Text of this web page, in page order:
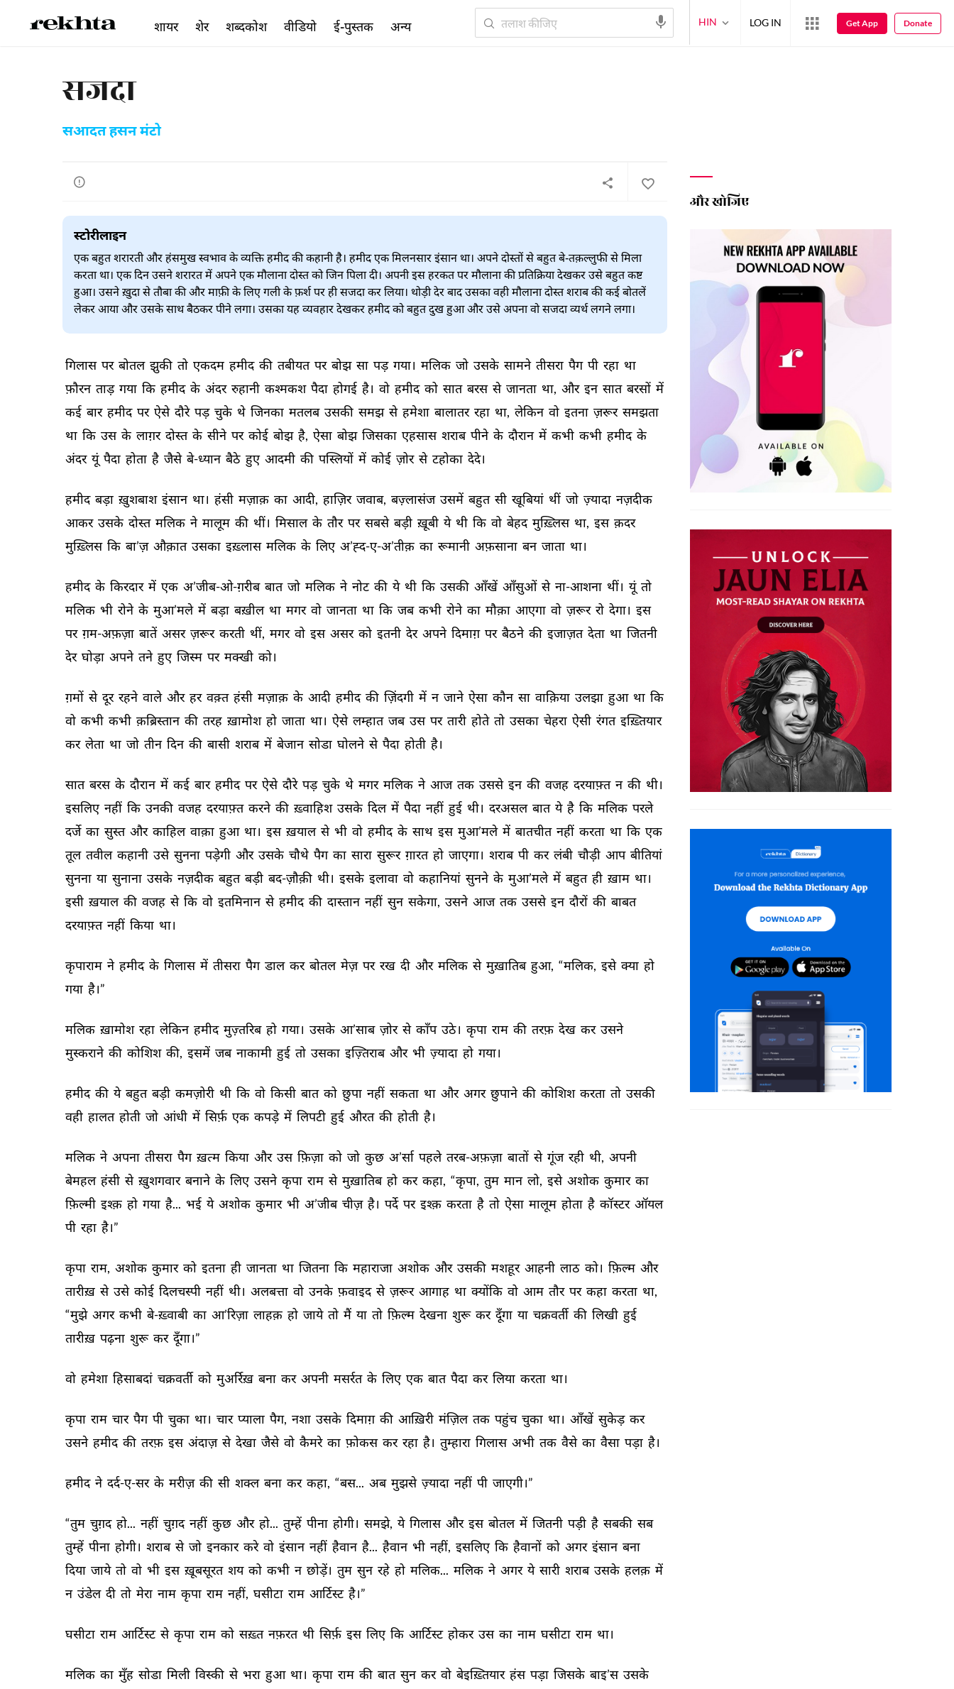
सजदा
सआदत हसन मंटो
स्टोरीलाइन
एक बहुत शरारती और हंसमुख स्वभाव के व्यक्ति हमीद की कहानी है। हमीद एक मिलनसार इंसान था। अपने दोस्तों से बहुत बे-तक़ल्लुफी से मिला
करता था। एक दिन उसने शरारत में अपने एक मौलाना दोस्त को जिन पिला दी। अपनी इस हरकत पर मौलाना की प्रतिक्रिया देखकर उसे बहुत कष्ट
हुआ। उसने ख़ुदा से तौबा की और माफ़ी के लिए गली के फ़र्श पर ही सजदा कर लिया। थोड़ी देर बाद उसका वही मौलाना दोस्त शराब की कई बोतलें
लेकर आया और उसके साथ बैठकर पीने लगा। उसका यह व्यवहार देखकर हमीद को बहुत दुख हुआ और उसे अपना वो सजदा व्यर्थ लगने लगा।
गिलास पर बोतल झुकी तो एकदम हमीद की तबीयत पर बोझ सा पड़ गया। मलिक जो उसके सामने तीसरा पैग पी रहा था
फ़ौरन ताड़ गया कि हमीद के अंदर रुहानी कश्मकश पैदा होगई है। वो हमीद को सात बरस से जानता था, और इन सात बरसों में
कई बार हमीद पर ऐसे दौरे पड़ चुके थे जिनका मतलब उसकी समझ से हमेशा बालातर रहा था, लेकिन वो इतना ज़रूर समझता
था कि उस के लाग़र दोस्त के सीने पर कोई बोझ है, ऐसा बोझ जिसका एहसास शराब पीने के दौरान में कभी कभी हमीद के
अंदर यूं पैदा होता है जैसे बे-ध्यान बैठे हुए आदमी की पस्लियों में कोई ज़ोर से टहोका देदे।
हमीद बड़ा ख़ुशबाश इंसान था। हंसी मज़ाक़ का आदी, हाज़िर जवाब, बज़्लासंज उसमें बहुत सी खूबियां थीं जो ज़्यादा नज़दीक
आकर उसके दोस्त मलिक ने मालूम की थीं। मिसाल के तौर पर सबसे बड़ी ख़ूबी ये थी कि वो बेहद मुख़्लिस था, इस क़दर
मुख़्लिस कि बा’ज़ औक़ात उसका इख़्लास मलिक के लिए अ’ह्द-ए-अ’तीक़ का रूमानी अफ़साना बन जाता था।
हमीद के किरदार में एक अ’जीब-ओ-ग़रीब बात जो मलिक ने नोट की ये थी कि उसकी आँखें आँसुओं से ना-आशना थीं। यूं तो
मलिक भी रोने के मुआ’मले में बड़ा बख़ील था मगर वो जानता था कि जब कभी रोने का मौक़ा आएगा वो ज़रूर रो देगा। इस
पर ग़म-अफ़ज़ा बातें असर ज़रूर करती थीं, मगर वो इस असर को इतनी देर अपने दिमाग़ पर बैठने की इजाज़त देता था जितनी
देर घोड़ा अपने तने हुए जिस्म पर मक्खी को।
ग़मों से दूर रहने वाले और हर वक़्त हंसी मज़ाक़ के आदी हमीद की ज़िंदगी में न जाने ऐसा कौन सा वाक़िया उलझा हुआ था कि
वो कभी कभी क़ब्रिस्तान की तरह ख़ामोश हो जाता था। ऐसे लम्हात जब उस पर तारी होते तो उसका चेहरा ऐसी रंगत इख़्तियार
कर लेता था जो तीन दिन की बासी शराब में बेजान सोडा घोलने से पैदा होती है।
सात बरस के दौरान में कई बार हमीद पर ऐसे दौरे पड़ चुके थे मगर मलिक ने आज तक उससे इन की वजह दरयाफ़्त न की थी।
इसलिए नहीं कि उनकी वजह दरयाफ़्त करने की ख़्वाहिश उसके दिल में पैदा नहीं हुई थी। दरअसल बात ये है कि मलिक परले
दर्जे का सुस्त और काहिल वाक़ा हुआ था। इस ख़याल से भी वो हमीद के साथ इस मुआ’मले में बातचीत नहीं करता था कि एक
तूल तवील कहानी उसे सुनना पड़ेगी और उसके चौथे पैग का सारा सुरूर ग़ारत हो जाएगा। शराब पी कर लंबी चौड़ी आप बीतियां
सुनना या सुनाना उसके नज़दीक बहुत बड़ी बद-ज़ौक़ी थी। इसके इलावा वो कहानियां सुनने के मुआ’मले में बहुत ही ख़ाम था।
इसी ख़याल की वजह से कि वो इतमिनान से हमीद की दास्तान नहीं सुन सकेगा, उसने आज तक उससे इन दौरों की बाबत
दरयाफ़्त नहीं किया था।
कृपाराम ने हमीद के गिलास में तीसरा पैग डाल कर बोतल मेज़ पर रख दी और मलिक से मुख़ातिब हुआ, “मलिक, इसे क्या हो
गया है।”
मलिक ख़ामोश रहा लेकिन हमीद मुज़्तरिब हो गया। उसके आ’साब ज़ोर से काँप उठे। कृपा राम की तरफ़ देख कर उसने
मुस्कराने की कोशिश की, इसमें जब नाकामी हुई तो उसका इज़्तिराब और भी ज़्यादा हो गया।
हमीद की ये बहुत बड़ी कमज़ोरी थी कि वो किसी बात को छुपा नहीं सकता था और अगर छुपाने की कोशिश करता तो उसकी
वही हालत होती जो आंधी में सिर्फ़ एक कपड़े में लिपटी हुई औरत की होती है।
मलिक ने अपना तीसरा पैग ख़त्म किया और उस फ़िज़ा को जो कुछ अ’र्सा पहले तरब-अफ़ज़ा बातों से गूंज रही थी, अपनी
बेमहल हंसी से ख़ुशगवार बनाने के लिए उसने कृपा राम से मुख़ातिब हो कर कहा, “कृपा, तुम मान लो, इसे अशोक कुमार का
फ़िल्मी इश्क़ हो गया है... भई ये अशोक कुमार भी अ’जीब चीज़ है। पर्दे पर इश्क़ करता है तो ऐसा मालूम होता है कॉस्टर ऑयल
पी रहा है।”
कृपा राम, अशोक कुमार को इतना ही जानता था जितना कि महाराजा अशोक और उसकी मशहूर आहनी लाठ को। फ़िल्म और
तारीख़ से उसे कोई दिलचस्पी नहीं थी। अलबत्ता वो उनके फ़वाइद से ज़रूर आगाह था क्योंकि वो आम तौर पर कहा करता था,
“मुझे अगर कभी बे-ख़्वाबी का आ’रिज़ा लाहक़ हो जाये तो मैं या तो फ़िल्म देखना शुरू कर दूँगा या चक्रवर्ती की लिखी हुई
तारीख़ पढ़ना शुरू कर दूँगा।”
वो हमेशा हिसाबदां चक्रवर्ती को मुअर्रिख़ बना कर अपनी मसर्रत के लिए एक बात पैदा कर लिया करता था।
कृपा राम चार पैग पी चुका था। चार प्याला पैग, नशा उसके दिमाग़ की आख़िरी मंज़िल तक पहुंच चुका था। आँखें सुकेड़ कर
उसने हमीद की तरफ़ इस अंदाज़ से देखा जैसे वो कैमरे का फ़ोकस कर रहा है। तुम्हारा गिलास अभी तक वैसे का वैसा पड़ा है।
हमीद ने दर्द-ए-सर के मरीज़ की सी शक्ल बना कर कहा, “बस... अब मुझसे ज़्यादा नहीं पी जाएगी।”
“तुम चुग़द हो... नहीं चुग़द नहीं कुछ और हो... तुम्हें पीना होगी। समझे, ये गिलास और इस बोतल में जितनी पड़ी है सबकी सब
तुम्हें पीना होगी। शराब से जो इनकार करे वो इंसान नहीं हैवान है... हैवान भी नहीं, इसलिए कि हैवानों को अगर इंसान बना
दिया जाये तो वो भी इस ख़ूबसूरत शय को कभी न छोड़ें। तुम सुन रहे हो मलिक... मलिक ने अगर ये सारी शराब उसके हलक़ में
न उंडेल दी तो मेरा नाम कृपा राम नहीं, घसीटा राम आर्टिस्ट है।”
घसीटा राम आर्टिस्ट से कृपा राम को सख़्त नफ़रत थी सिर्फ़ इस लिए कि आर्टिस्ट होकर उस का नाम घसीटा राम था।
मलिक का मुँह सोडा मिली विस्की से भरा हुआ था। कृपा राम की बात सुन कर वो बेइख़्तियार हंस पड़ा जिसके बाइ’स उसके
और खोजिए
शायर शेर शब्दकोश वीडियो ई-पुस्तक अन्य HIN LOG IN Get App Donate